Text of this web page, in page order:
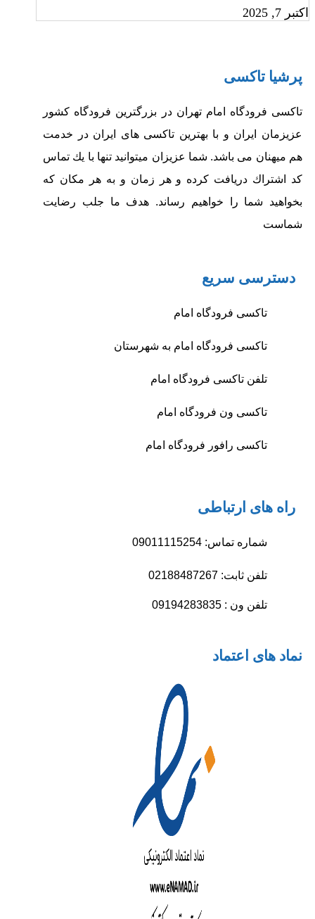
اکتبر 7, 2025
پرشیا تاکسی
تاکسی فرودگاه امام تهران در بزرگترین فرودگاه کشور
عزیزمان ایران و با بهترین تاکسی های ایران در خدمت
هم میهنان می باشد. شما عزيزان ميتوانيد تنها با يك تماس‏
كد اشتراك دريافت كرده و هر زمان و به هر مكان كه
بخواهيد شما را خواهيم رساند. هدف ما جلب رضايت
شماست
دسترسی سریع
تاکسی فرودگاه امام
تاکسی فرودگاه امام به شهرستان
تلفن تاکسی فرودگاه امام
تاکسی ون فرودگاه امام
تاکسی رافور فرودگاه امام
راه های ارتباطی
شماره تماس: 09011115254
تلفن ثابت: 02188487267
تلفن ون : 09194283835
نماد های اعتماد